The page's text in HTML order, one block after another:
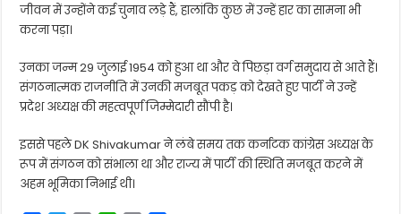
जीवन में उन्होंने कई चुनाव लड़े हैं, हालांकि कुछ में उन्हें हार का सामना भी
करना पड़ा।
उनका जन्म 29 जुलाई 1954 को हुआ था और वे पिछड़ा वर्ग समुदाय से आते हैं।
संगठनात्मक राजनीति में उनकी मजबूत पकड़ को देखते हुए पार्टी ने उन्हें
प्रदेश अध्यक्ष की महत्वपूर्ण जिम्मेदारी सौंपी है।
इससे पहलेDK Shivakumarने लंबे समय तक कर्नाटक कांग्रेस अध्यक्ष के
रूप में संगठन को संभाला था और राज्य में पार्टी की स्थिति मजबूत करने में
अहम भूमिका निभाई थी।